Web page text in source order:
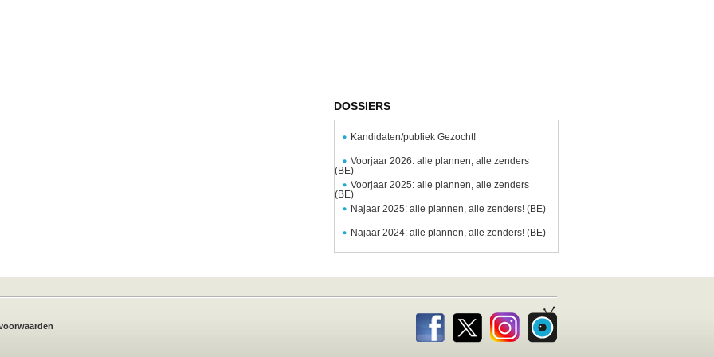
DOSSIERS
Kandidaten/publiek Gezocht!
Voorjaar 2026: alle plannen, alle zenders
(BE)
Voorjaar 2025: alle plannen, alle zenders
(BE)
Najaar 2025: alle plannen, alle zenders! (BE)
Najaar 2024: alle plannen, alle zenders! (BE)